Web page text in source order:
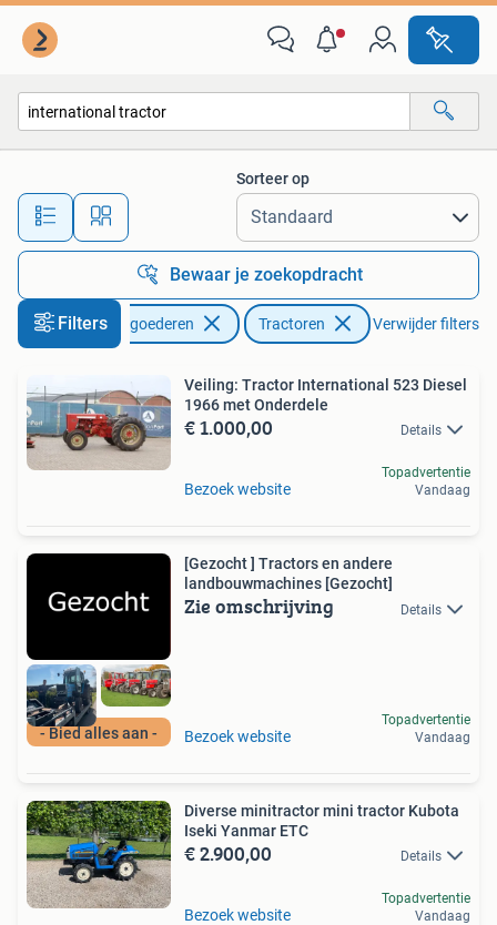
Alle afstanden…
Sorteer op
Bewaar je zoekopdracht
Filters
Zakelijke goederen Tractoren Verwijder filters
Veiling: Tractor International 523 Diesel
1966 met Onderdele
€ 1.000,00 Details
Bezoek website
Topadvertentie
Vandaag
- Bied alles aan -
[Gezocht ] Tractors en andere
landbouwmachines [Gezocht]
Zie omschrijving Details
Bezoek website
Topadvertentie
Vandaag
Diverse minitractor mini tractor Kubota
Iseki Yanmar ETC
€ 2.900,00 Details
Bezoek website
Topadvertentie
Vandaag